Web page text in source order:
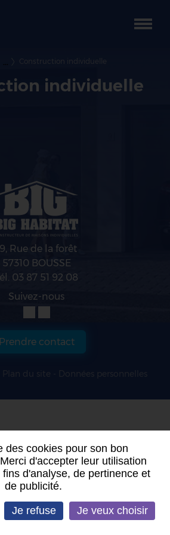
Construction individuelle
individuelle
Rue de la forêt
57310 BOUSSE
03 87 51 92 08
Suivez-nous
Prendre contact
des cookies pour son bon
d'accepter leur utilisation
d'analyse, de pertinence et
de publicité.
Je refuse Je veux choisir